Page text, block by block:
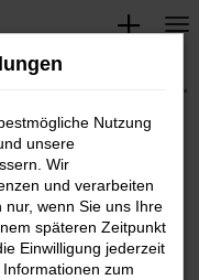
Nutzung
unsere
Wir
und verarbeiten
nur, wenn Sie uns Ihre
späteren Zeitpunkt
Einwilligung jederzeit
zum